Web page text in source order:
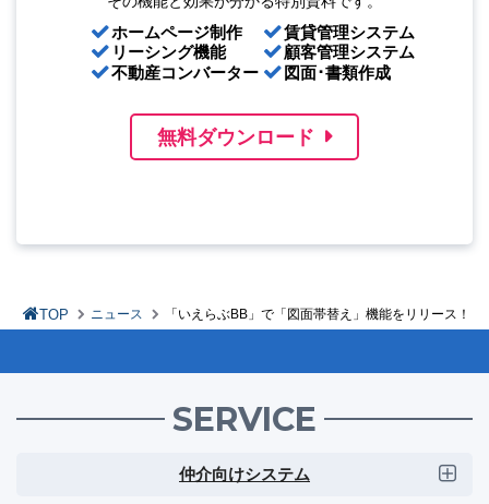
ホームページ制作
リーシング機能
不動産コンバーター
賃貸管理システム
顧客管理システム
図面･書類作成
無料ダウンロード
TOP ニュース 「いえらぶBB」で「図面帯替え」機能をリリース！
SERVICE
仲介向けシステム